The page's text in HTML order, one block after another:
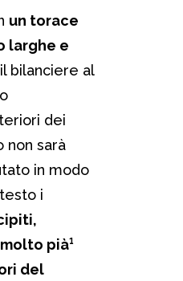
un torace
larghe e
bilanciere al
dei
non sarà
in modo
i
pià¹
del